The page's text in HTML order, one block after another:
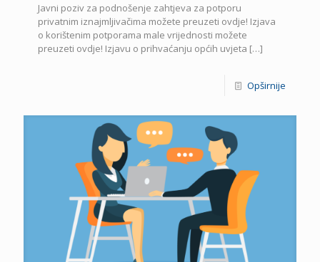
Javni poziv za podnošenje zahtjeva za potporu
privatnim iznajmljivačima možete preuzeti ovdje! Izjava
o korištenim potporama male vrijednosti možete
preuzeti ovdje! Izjavu o prihvaćanju općih uvjeta […]
Opširnije